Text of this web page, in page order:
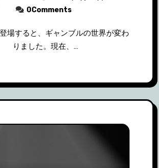
0Comments
りました。現在、…